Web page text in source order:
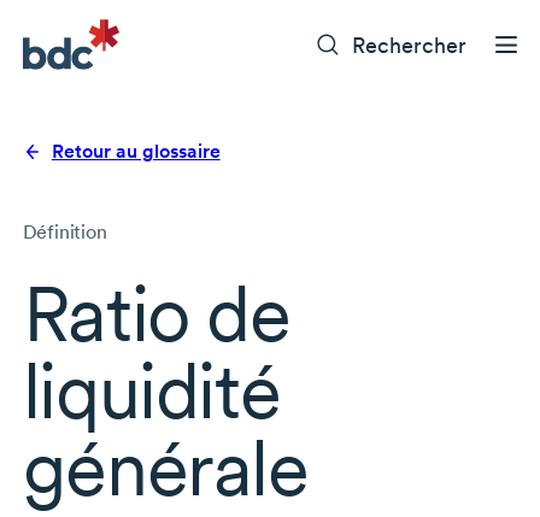
Rechercher
Retour au glossaire
Définition
Ratio de
liquidité
générale